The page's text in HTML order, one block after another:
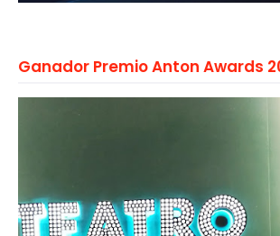
Ganador Premio Anton Awards